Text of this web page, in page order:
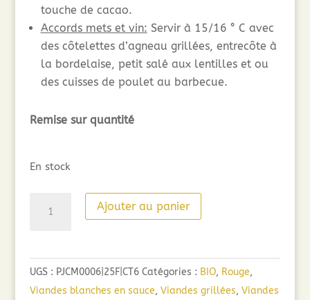
touche de cacao.
Accords mets et vin: Servir à 15/16 ° C avec
des côtelettes d’agneau grillées, entrecôte à
la bordelaise, petit salé aux lentilles et ou
des cuisses de poulet au barbecue.
Remise sur quantité
En stock
Secrète
Cabernet-
Merlot
Ajouter au panier
UGS : PJCM0006|25F|CT6 Catégories : BIO, Rouge,
Viandes blanches en sauce, Viandes grillées, Viandes